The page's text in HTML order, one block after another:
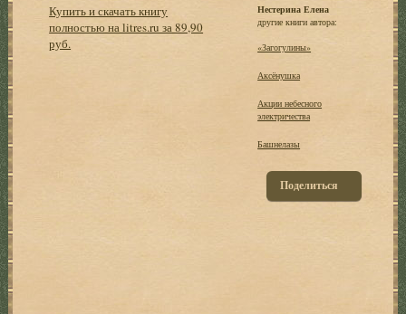
Купить и скачать книгу
полностью на litres.ru за 89,90
руб.
Нестерина Елена
другие книги автора:
«Загогулины»
Аксёнушка
Акции небесного
электричества
Башнелазы
Поделиться